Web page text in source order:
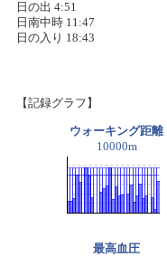
日の出 4:51
日南中時 11:47
日の入り 18:43
【記録グラフ】
ウォーキング距離
10000m
最高血圧